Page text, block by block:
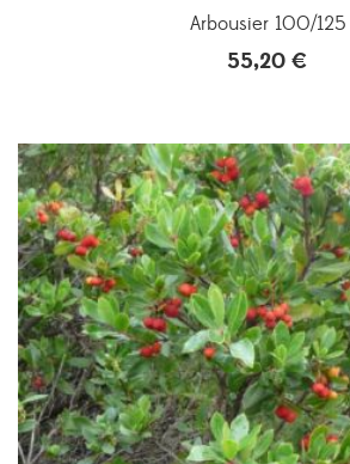
Arbousier 100/125
55,20 €